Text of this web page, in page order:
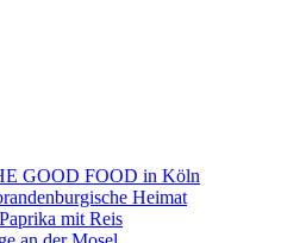
GOOD FOOD in Köln
Heimat
mit Reis